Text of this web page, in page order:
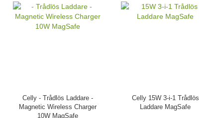
Celly - Trådlös Laddare -
Magnetic Wireless Charger
10W MagSafe
Celly 15W 3-i-1 Trådlös
Laddare MagSafe